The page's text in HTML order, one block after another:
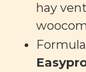
hay